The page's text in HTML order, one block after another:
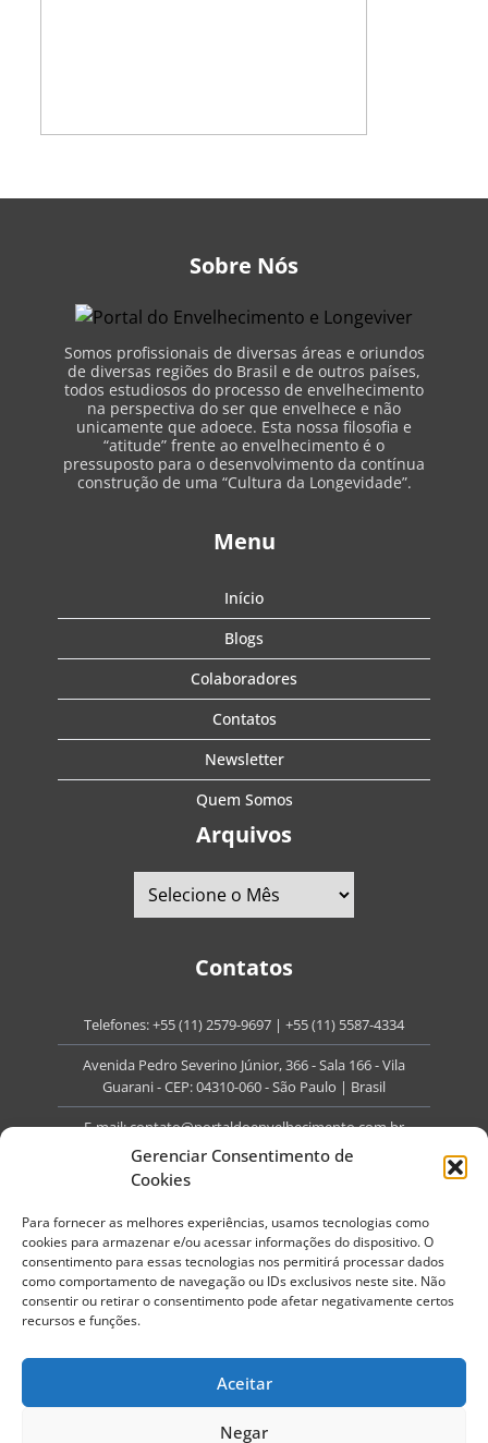
Gerenciar Consentimento de
Cookies
Para fornecer as melhores experiências, usamos tecnologias como
cookies para armazenar e/ou acessar informações do dispositivo. O
consentimento para essas tecnologias nos permitirá processar dados
como comportamento de navegação ou IDs exclusivos neste site. Não
consentir ou retirar o consentimento pode afetar negativamente certos
recursos e funções.
Aceitar
Negar
Sobre Nós
Somos profissionais de diversas áreas e oriundos
de diversas regiões do Brasil e de outros países,
todos estudiosos do processo de envelhecimento
na perspectiva do ser que envelhece e não
unicamente que adoece. Esta nossa filosofia e
“atitude” frente ao envelhecimento é o
pressuposto para o desenvolvimento da contínua
construção de uma “Cultura da Longevidade”.
Menu
Início
Blogs
Colaboradores
Contatos
Newsletter
Quem Somos
Arquivos
Contatos
Telefones:+55 (11) 2579-9697 | +55 (11) 5587-4334
Avenida Pedro Severino Júnior, 366 - Sala 166 - Vila
Guarani - CEP: 04310-060 - São Paulo | Brasil
E-mail:contato@portaldoenvelhecimento.com.br
Website:portaldoenvelhecimento.com.br
Todos os direitos reservados.